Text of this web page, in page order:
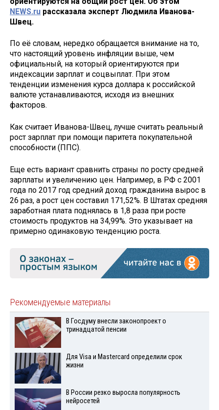
NEWS.ru рассказала эксперт Людмила Иванова-
Швец.
По её словам, нередко обращается внимание на то,
что настоящий уровень инфляции выше, чем
официальный, на который ориентируются при
индексации зарплат и соцвыплат. При этом
тенденции изменения курса доллара к российской
валюте устанавливаются, исходя из внешних
факторов.
Как считает Иванова-Швец, лучше считать реальный
рост зарплат при помощи паритета покупательной
способности (ППС).
Еще есть вариант сравнить страны по росту средней
зарплаты и увеличению цен. Например, в РФ с 2001
года по 2017 год средний доход гражданина вырос в
26 раз, а рост цен составил 171,52%. В Штатах средняя
заработная плата поднялась в 1,8 раза при росте
стоимость продуктов на 34,99%. Это указывает на
примерно одинаковую тенденцию роста.
Рекомендуемые материалы
В Госдуму внесли законопроект о
тринадцатой пенсии
Для Visа и Mastercard определили срок
жизни
В России резко выросла популярность
нейросетей